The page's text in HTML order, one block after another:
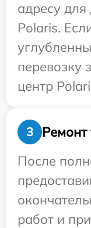
адресу для
Polaris.
перевозку
центр
3
Ремонт
После
работ и